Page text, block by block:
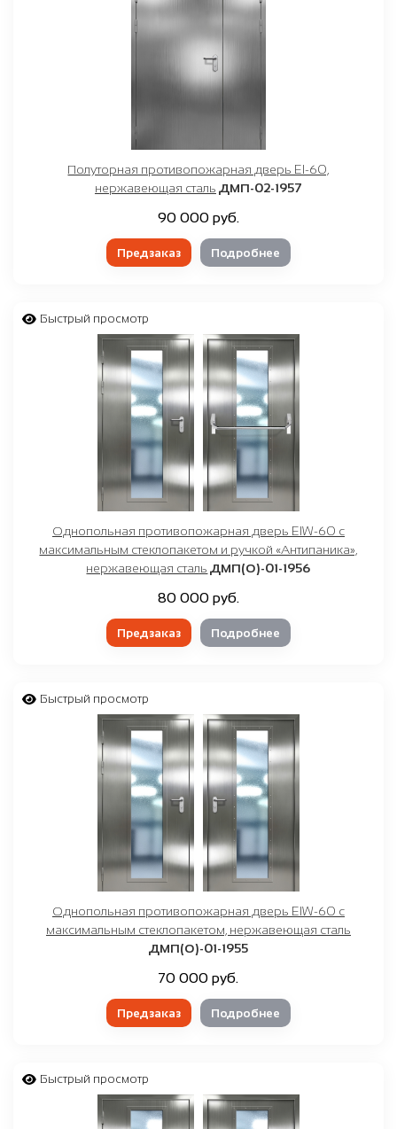
Полуторная противопожарная дверь EI-60,
нержавеющая сталь ДМП-02-1957
90 000 руб.
Предзаказ Подробнее
Быстрый просмотр
Однопольная противопожарная дверь EIW-60 с
максимальным стеклопакетом и ручкой «Антипаника»,
нержавеющая сталь ДМП(О)-01-1956
80 000 руб.
Предзаказ Подробнее
Быстрый просмотр
Однопольная противопожарная дверь EIW-60 с
максимальным стеклопакетом, нержавеющая сталь
ДМП(О)-01-1955
70 000 руб.
Предзаказ Подробнее
Быстрый просмотр